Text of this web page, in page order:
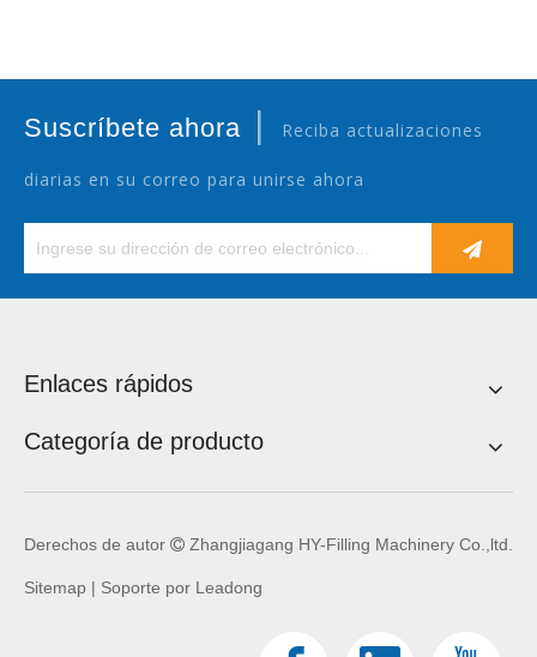
Suscríbete ahora | Reciba actualizaciones
diarias en su correo para unirse ahora
Enlaces rápidos
Categoría de producto
Derechos de autor  Zhangjiagang HY-Filling Machinery Co.,ltd.
Sitemap | Soporte por Leadong